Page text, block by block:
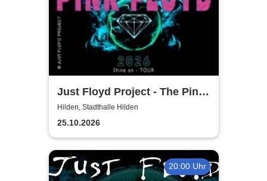
Just Floyd Project - The Pink
Floyd Tribute Show
Hilden, Stadthalle Hilden
25.10.2026
20:00 Uhr